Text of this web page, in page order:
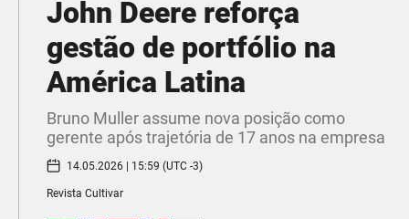
John Deere reforça
gestão de portfólio na
América Latina
Bruno Muller assume nova posição como
gerente após trajetória de 17 anos na empresa
14.05.2026 | 15:59 (UTC -3)
Revista Cultivar